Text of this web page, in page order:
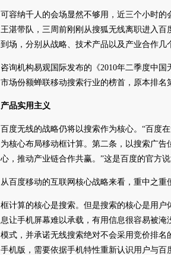
可容纳千人的会场显然不够用，近三个小时
王湛带队，三周前刚刚从搜狐无线离职进入
到场，分别从战略、技术产品以及产业合作几
咨询机构易观国际发布的《2010年二季度中
市场份额蝉联移动搜索行业的榜首，原本排名
产品实用主义
百度无线的战略仍将以搜索作为核心。“百度
为核心布局移动框计算。第二条，以搜索广
心，推动产业链合作共赢。”这是百度的官方说
从百度移动的互联网核心战略来看，重中之重
框计算的核心是搜索。但是搜索的核心是用
息让手机屏幕难以承载，有用信息很容易被
模式，并承诺无线搜索绝对不会采用竞价排
手机版，需要依据手机特性重新认识用户与百